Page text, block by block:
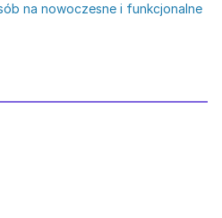
na nowoczesne i funkcjonalne